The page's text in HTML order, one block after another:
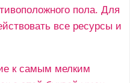
пола. Для
все ресурсы и
к самым мелким